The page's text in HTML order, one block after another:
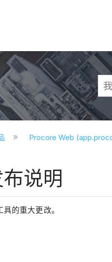
局层次Procore Web
说明
的重大更改。